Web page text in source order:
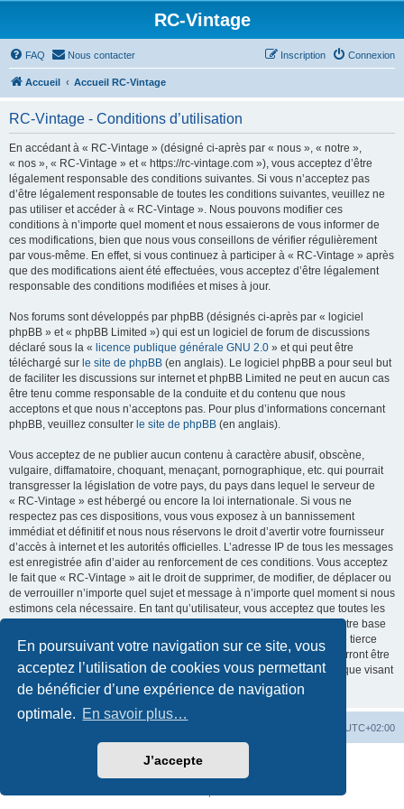
En poursuivant votre navigation sur ce site, vous
acceptez l’utilisation de cookies vous permettant
de bénéficier d’une expérience de navigation
optimale. En savoir plus…
J’accepte
RC-Vintage
FAQ Nous contacter Connexion
Inscription
Accueil Accueil RC-Vintage
RC-Vintage - Conditions d’utilisation
En accédant à « RC-Vintage » (désigné ci-après par « nous », « notre »,
« nos », « RC-Vintage » et « https://rc-vintage.com »), vous acceptez d’être
légalement responsable des conditions suivantes. Si vous n’acceptez pas
d’être légalement responsable de toutes les conditions suivantes, veuillez ne
pas utiliser et accéder à « RC-Vintage ». Nous pouvons modifier ces
conditions à n’importe quel moment et nous essaierons de vous informer de
ces modifications, bien que nous vous conseillons de vérifier régulièrement
par vous-même. En effet, si vous continuez à participer à « RC-Vintage » après
que des modifications aient été effectuées, vous acceptez d’être légalement
responsable des conditions modifiées et mises à jour.
Nos forums sont développés par phpBB (désignés ci-après par « logiciel
phpBB » et « phpBB Limited ») qui est un logiciel de forum de discussions
déclaré sous la « licence publique générale GNU 2.0 » et qui peut être
téléchargé sur le site de phpBB (en anglais). Le logiciel phpBB a pour seul but
de faciliter les discussions sur internet et phpBB Limited ne peut en aucun cas
être tenu comme responsable de la conduite et du contenu que nous
acceptons et que nous n’acceptons pas. Pour plus d’informations concernant
phpBB, veuillez consulter le site de phpBB (en anglais).
Vous acceptez de ne publier aucun contenu à caractère abusif, obscène,
vulgaire, diffamatoire, choquant, menaçant, pornographique, etc. qui pourrait
transgresser la législation de votre pays, du pays dans lequel le serveur de
« RC-Vintage » est hébergé ou encore la loi internationale. Si vous ne
respectez pas ces dispositions, vous vous exposez à un bannissement
immédiat et définitif et nous nous réservons le droit d’avertir votre fournisseur
d’accès à internet et les autorités officielles. L’adresse IP de tous les messages
est enregistrée afin d’aider au renforcement de ces conditions. Vous acceptez
le fait que « RC-Vintage » ait le droit de supprimer, de modifier, de déplacer ou
de verrouiller n’importe quel sujet et message à n’importe quel moment si nous
estimons cela nécessaire. En tant qu’utilisateur, vous acceptez que toutes les
informations que vous avez renseignées soient enregistrées dans notre base
de données. Bien que ces informations ne seront pas diffusées à une tierce
partie sans votre consentement, ni « RC-Vintage », ni phpBB, ne pourront être
tenus comme responsables en cas de tentative de piratage informatique visant
à compromettre vos données.
UTC+02:00
phpBB® Forum Software © phpBB Limited
©